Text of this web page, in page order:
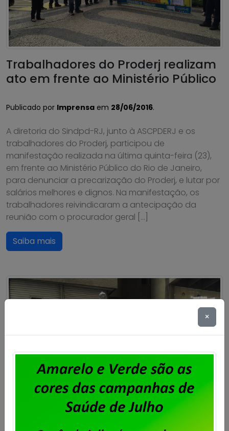
Trabalhadores do Proderj realizam
ato em frente ao Ministério Público
Publicado por Imprensa em 28/06/2016.
A diretoria do Sindpd-RJ, junto à ASCPDERJ e os
trabalhadores do Proderj, participou de
manifestação realizada na última quinta-feira (23),
em frente ao Ministério Público do Rio de Janeiro,
para denunciar a precarização do Proderj, e lutar por
salários melhores e dignos. Na manifestação, os
trabalhadores reivindicaram a antecipação da
reunião com o procurador geral […]
Saiba mais
×